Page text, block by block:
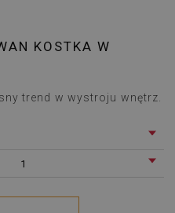
KOSTKA W
trend w wystroju wnętrz.
1